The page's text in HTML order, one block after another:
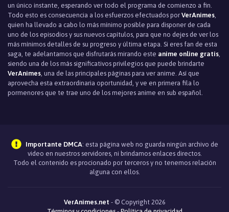
un único instante, esperando ver todo el programa de comienzo a fin.
Todo esto es consecuencia a los esfuerzos efectuados por VerAnimes
quien ha llevado a cabo lo más mínimo posible para disponer de cada
uno de los episodios y sus nuevos capítulos, para que no dejes de ver los
más mínimos detalles de su progreso y última etapa. Si eres fan de esta
saga, te adelantamos que disfrutarás mirando este anime online gratis
siendo una de los más significativos privilegios que puede brindarte
VerAnimes , una de las principales páginas para ver anime. Así que
aprovecha esta extraordinaria oportunidad, y ve en primera fila lo
pormenores que te trae uno de los mejores anime en sub español.
Importante DMCA: esta página web no guarda ningún archivo de
video en nuestros servidores, ni brindamos enlaces directos.
Todo el contenido es procionado por terceros y no tenemos relación
alguna con ellos.
VerAnimes.net - © Copyright 2026